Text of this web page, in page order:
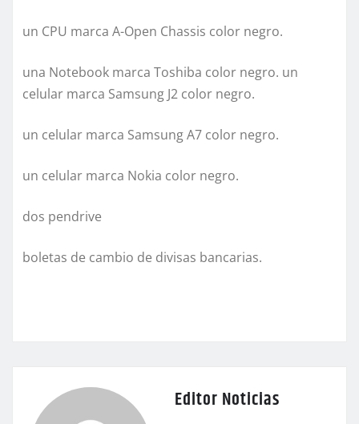
un CPU marca A-Open Chassis color negro.
una Notebook marca Toshiba color negro. un
celular marca Samsung J2 color negro.
un celular marca Samsung A7 color negro.
un celular marca Nokia color negro.
dos pendrive
boletas de cambio de divisas bancarias.
Editor Noticias